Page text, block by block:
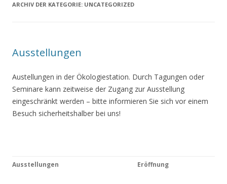
ARCHIV DER KATEGORIE: UNCATEGORIZED
Ausstellungen
Austellungen in der Ökologiestation. Durch Tagungen oder
Seminare kann zeitweise der Zugang zur Ausstellung
eingeschränkt werden – bitte informieren Sie sich vor einem
Besuch sicherheitshalber bei uns!
Ausstellungen Eröffnung